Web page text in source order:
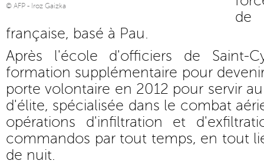
© AFP - Iroz Gaizka
de
française, basé à Pau.
Après l'école d'officiers de Saint-
formation supplémentaire pour
porte volontaire en 2012 pour servir
d'élite, spécialisée dans le combat
opérations d'infiltration et
commandos par tout temps, en tout
de nuit.